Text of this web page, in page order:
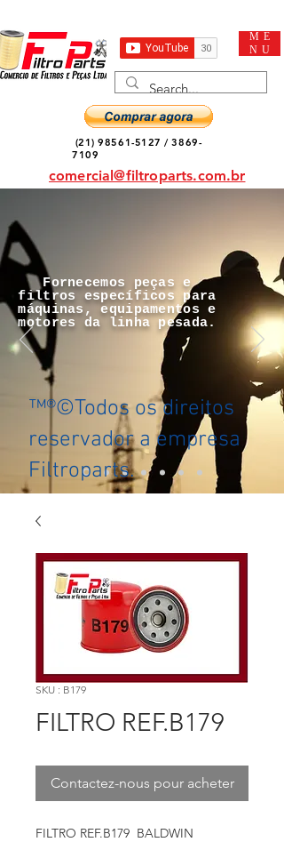
ME
NU
(21) 98561-5127 /3869-
7109
comercial@filtroparts.com.br
Fornecemos peças e
filtros específicos para
máquinas, equipamentos e
motores da linha pesada.
™®©Todos os direitos
reservador a empresa
Filtroparts.
SKU : B179
FILTRO REF.B179
Contactez-nous pour acheter
FILTRO REF.B179 BALDWIN